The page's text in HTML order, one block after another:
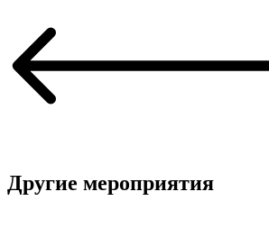
Другие мероприятия